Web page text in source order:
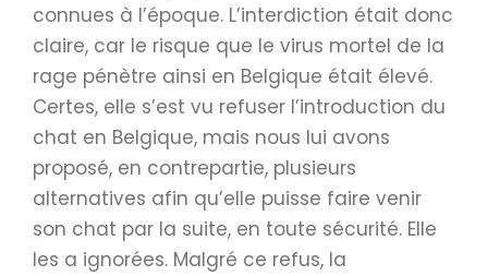
connues à l’époque. L’interdiction était donc
claire, car le risque que le virus mortel de la
rage pénètre ainsi en Belgique était élevé.
Certes, elle s’est vu refuser l’introduction du
chat en Belgique, mais nous lui avons
proposé, en contrepartie, plusieurs
alternatives afin qu’elle puisse faire venir
son chat par la suite, en toute sécurité. Elle
les a ignorées. Malgré ce refus, la